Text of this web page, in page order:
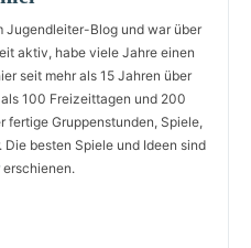
Jugendleiter-Blog und war über
aktiv, habe viele Jahre einen
seit mehr als 15 Jahren über
100 Freizeittagen und 200
fertige Gruppenstunden, Spiele,
besten Spiele und Ideen sind
erschienen.